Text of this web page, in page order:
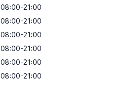
08:00-21:00
08:00-21:00
08:00-21:00
08:00-21:00
08:00-21:00
08:00-21:00